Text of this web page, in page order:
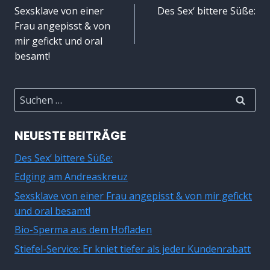
Sexsklave von einer
Frau angepisst & von
mir gefickt und oral
besamt!
Des Sex‘ bittere Süße:
Suchen
nach:
NEUESTE BEITRÄGE
Des Sex‘ bittere Süße:
Edging am Andreaskreuz
Sexsklave von einer Frau angepisst & von mir gefickt
und oral besamt!
Bio-Sperma aus dem Hofladen
Stiefel-Service: Er kniet tiefer als jeder Kundenrabatt